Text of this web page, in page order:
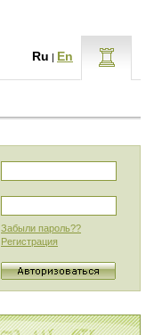
Ru | En
Забыли пароль??
Регистрация